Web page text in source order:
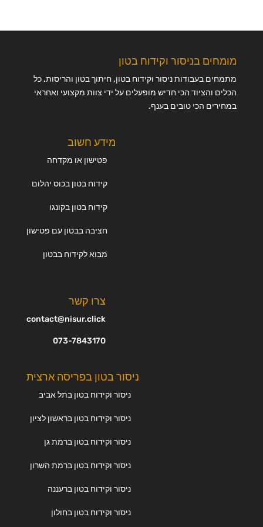
מומחים בניסור וקידוח בטון
מתמחים בעבודות ניסור וקידוח בטון, חיתוך בטון והריסות. כל
הכלים והציוד הכי חדיש מופעלים על ידי צוות מקצועי ואחראי
במחירים הכי טובים בענף.
מידע חשוב
פטישון או מקדחה
קידוח בטון בכוס יהלום
קידוח בטון בקונגו
חציבה בבטון עם פטישון
מבוא לקידוח בבטון
צרו קשר
contact@nisur.click
073-7843170
ניסור בטון בפריסה ארצית
ניסור וקידוח בטון בתל אביב
ניסור וקידוח בטון בראשון לציון
ניסור וקידוח בטון ברמת גן
ניסור וקידוח בטון ברמת השרון
ניסור וקידוח בטון ברעננה
ניסור וקידוח בטון בחולון